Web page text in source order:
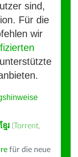
sind,
Für die
wir
ខ្មែរ (Torrent,
für die neue